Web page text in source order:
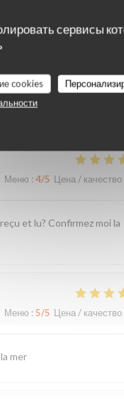
сервисы
cookies
Меню : 4/5 Цена / качество
et lu? Confirmez moi la
Меню :5/5 Цена / качество
mer